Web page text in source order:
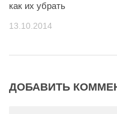
как их убрать
13.10.2014
ДОБАВИТЬ